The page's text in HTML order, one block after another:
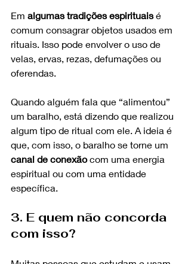
Em algumas tradições espirituais é
comum consagrar objetos usados em
rituais. Isso pode envolver o uso de
velas, ervas, rezas, defumações ou
oferendas.
Quando alguém fala que “alimentou”
um baralho, está dizendo que realizou
algum tipo de ritual com ele. A ideia é
que, com isso, o baralho se torne um
canal de conexão com uma energia
espiritual ou com uma entidade
específica.
3. E quem não concorda
com isso?